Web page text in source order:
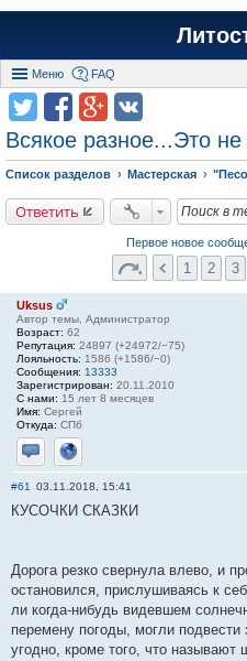
Меню FAQ
Всякое разное...Это
Список разделов Мастерская
Ответить
Первое новое
1 2 3
Uksus
Автор темы, Администратор
Возраст: 62
Репутация: 24897 (+24972/−75)
Лояльность: 1586 (+1586/−0)
Сообщения: 13333
Зарегистрирован: 20.11.2010
С нами: 15 лет 8 месяцев
Имя: Сергей
Откуда: СПб
Отправить личное сообщение
Сайт
#61 03.11.2018, 15:41
КУСОЧКИ СКАЗКИ
Дорога резко свернула влево, и
остановился, прислушиваясь к
ли когда-нибудь видевшем
перемену погоды, могли
угодно, кроме того, что